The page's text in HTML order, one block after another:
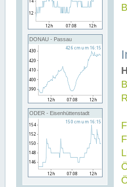
DONAU - Passau
ODER - Eisenhüttenstadt